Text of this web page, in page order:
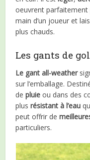
oeuvrent
main d’un joueur et
plus chauds.
Les gants de
Le gant all-weather
sur l’emballage.
depluie ou dans des
plusrésistant à l’eau
peut offrir de
particuliers.